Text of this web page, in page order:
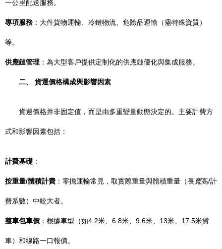
一公里配送服務。
專項服務 ：大件貨物運輸、冷鏈物流、危險品運輸（需特殊資質）
等。
供應鏈管理 ：為大型客戶提供定制化的供應鏈優化與集成服務。
二、 貨運價格構成與影響因素
貨運價格并非固定值，而是由多重變量動態決定的。主要計費方
式和影響因素包括：
計費基礎 ：
按重量/體積計費 ：零擔運輸常見，取實際重量與體積重量（長寬高/計
費系數）中較大者。
整車包車價 ：根據車型（如4.2米、6.8米、9.6米、13米、17.5米貨
車）和線路一口報價。